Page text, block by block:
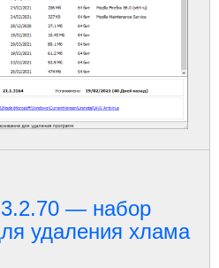
— набор
удаления хлама